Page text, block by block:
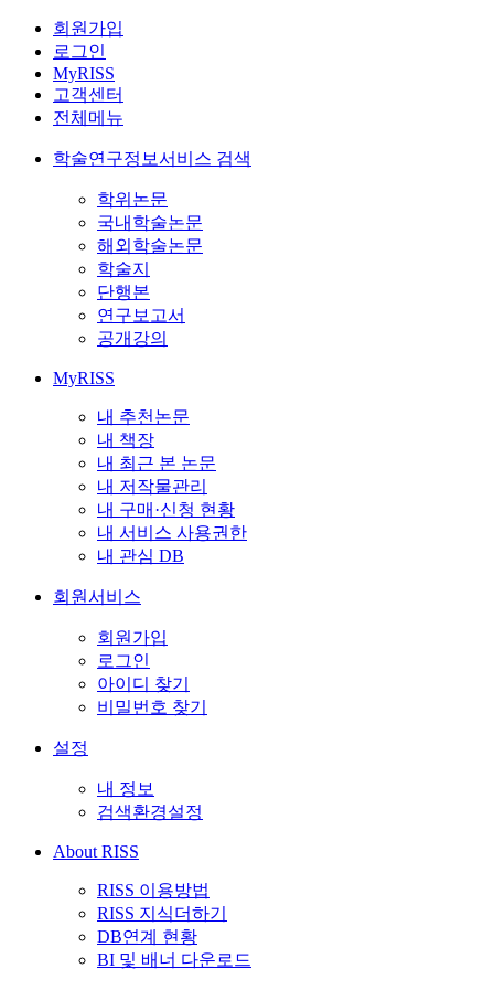
회원가입
로그인
MyRISS
고객센터
전체메뉴
학술연구정보서비스 검색
학위논문
국내학술논문
해외학술논문
학술지
단행본
연구보고서
공개강의
MyRISS
내 추천논문
내 책장
내 최근 본 논문
내 저작물관리
내 구매·신청 현황
내 서비스 사용권한
내 관심 DB
회원서비스
회원가입
로그인
아이디 찾기
비밀번호 찾기
설정
내 정보
검색환경설정
About RISS
RISS 이용방법
RISS 지식더하기
DB연계 현황
BI 및 배너 다운로드